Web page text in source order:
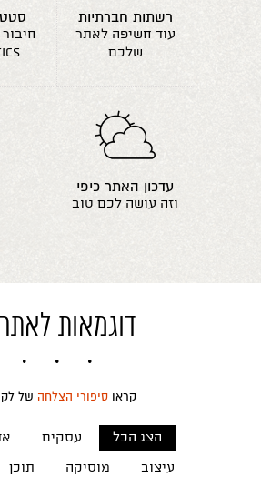
רשתות חברתיות
עוד חשיפה לאתר
שלכם
עדכון האתר כיפי
וזה עושה לכם טוב
דוגמאות
קראו סיפורי הצלחה של
הצג הכל עסקים
עיצוב
מוסיקה תוכן